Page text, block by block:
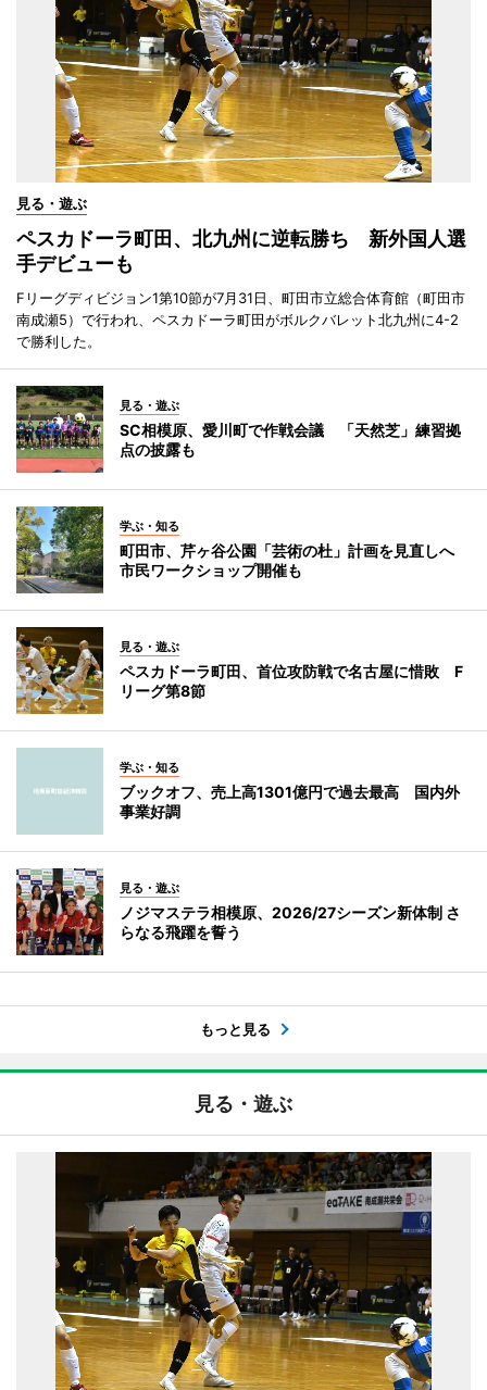
見る・遊ぶ
ペスカドーラ町田、北九州に逆転勝ち 新外国人選
手デビューも
Fリーグディビジョン1第10節が7月31日、町田市立総合体育館（町田市
南成瀬5）で行われ、ペスカドーラ町田がボルクバレット北九州に4-2
で勝利した。
見る・遊ぶ
SC相模原、愛川町で作戦会議 「天然芝」練習拠
点の披露も
学ぶ・知る
町田市、芹ヶ谷公園「芸術の杜」計画を見直しへ
市民ワークショップ開催も
見る・遊ぶ
ペスカドーラ町田、首位攻防戦で名古屋に惜敗 F
リーグ第8節
学ぶ・知る
ブックオフ、売上高1301億円で過去最高 国内外
事業好調
見る・遊ぶ
ノジマステラ相模原、2026/27シーズン新体制 さ
らなる飛躍を誓う
もっと見る
見る・遊ぶ